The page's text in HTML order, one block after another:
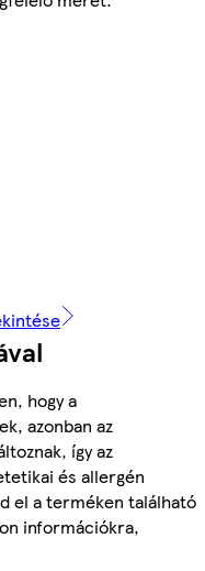
hogy a
azonban az
így az
és allergén
el a terméken található
információkra,